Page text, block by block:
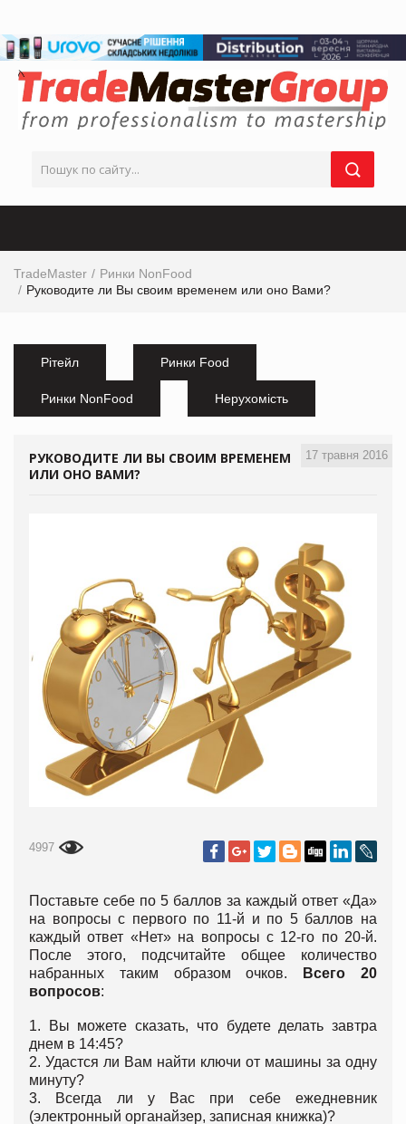
TradeMaster
Ринки NonFood
Руководите ли Вы своим временем или оно Вами?
Рітейл Ринки Food
Ринки NonFood Нерухомість
17 травня 2016
РУКОВОДИТЕ ЛИ ВЫ СВОИМ ВРЕМЕНЕМ
ИЛИ ОНО ВАМИ?
4997
Поставьте себе по 5 баллов за каждый ответ «Да»
на вопросы с первого по 11-й и по 5 баллов на
каждый ответ «Нет» на вопросы с 12-го по 20-й.
После этого, подсчитайте общее количество
набранных таким образом очков.
Всего 20
вопросов:
1. Вы можете сказать, что будете делать завтра
днем в 14:45?
2. Удастся ли Вам найти ключи от машины за одну
минуту?
3. Всегда ли у Вас при себе ежедневник
(электронный органайзер, записная книжка)?